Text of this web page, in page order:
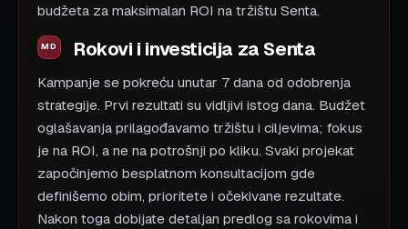
budžeta za maksimalan ROI na tržištu Senta.
Rokovi i investicija za Senta
Kampanje se pokreću unutar 7 dana od odobrenja
strategije. Prvi rezultati su vidljivi istog dana. Budžet
oglašavanja prilagođavamo tržištu i ciljevima; fokus
je na ROI, a ne na potrošnji po kliku. Svaki projekat
započinjemo besplatnom konsultacijom gde
definišemo obim, prioritete i očekivane rezultate.
Nakon toga dobijate detaljan predlog sa rokovima i